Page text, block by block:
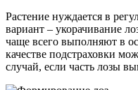
Растение нуждается в
вариант – укорачивание
чаще всего выполняют в
качестве подстраховки
случай, если часть лозы